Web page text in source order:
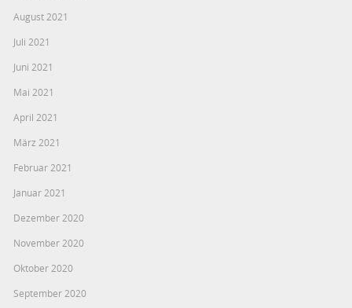
August 2021
Juli 2021
Juni 2021
Mai 2021
April 2021
März 2021
Februar 2021
Januar 2021
Dezember 2020
November 2020
Oktober 2020
September 2020